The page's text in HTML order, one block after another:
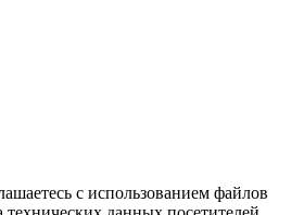
с использованием файлов